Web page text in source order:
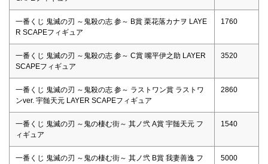
一番くじ 鬼滅の刃 ～鬼殺の志 参～ B賞 栗花落カナヲ LAYE
R SCAPEフィギュア
1760
一番くじ 鬼滅の刃 ～鬼殺の志 参～ C賞 嘴平伊之助 LAYER
SCAPEフィギュア
3520
一番くじ 鬼滅の刃 ～鬼殺の志 参～ ラストワン賞 ラストワ
ンver. 宇髄天元 LAYER SCAPEフィギュア
2860
一番くじ 鬼滅の刃 ～鬼の棲む街～ 其ノ弐 A賞 宇髄天元 フ
ィギュア
1540
一番くじ 鬼滅の刃 ～鬼の棲む街～ 其ノ弐 B賞 我妻善逸 フ
5000